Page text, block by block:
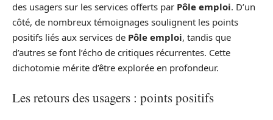
des usagers sur les services offerts par Pôle emploi. D’un
côté, de nombreux témoignages soulignent les points
positifs liés aux services de Pôle emploi, tandis que
d’autres se font l’écho de critiques récurrentes. Cette
dichotomie mérite d’être explorée en profondeur.
Les retours des usagers : points positifs